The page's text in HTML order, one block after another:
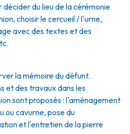
décider du lieu de la cérémonie
choisir le cercueil / l'urne,
avec des textes et des
la mémoire du défunt.
et des travaux dans les
sont proposés : l'aménagement
ou cavurne, pose du
et l'entretien de la pierre